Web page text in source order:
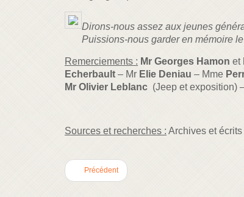
Dirons-nous assez aux jeunes
Puissions-nous garder en mémoire
Remerciements : Mr Georges Hamon et
Echerbault – Mr Elie Deniau – Mme
Mr Olivier Leblanc (Jeep et exposition)
Sources et recherches : Archives et écrits
Précédent